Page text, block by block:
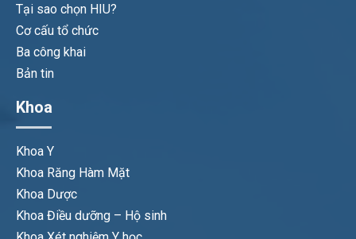
Tại sao chọn HIU?
Cơ cấu tổ chức
Ba công khai
Bản tin
Khoa
Khoa Y
Khoa Răng Hàm Mặt
Khoa Dược
Khoa Điều dưỡng – Hộ sinh